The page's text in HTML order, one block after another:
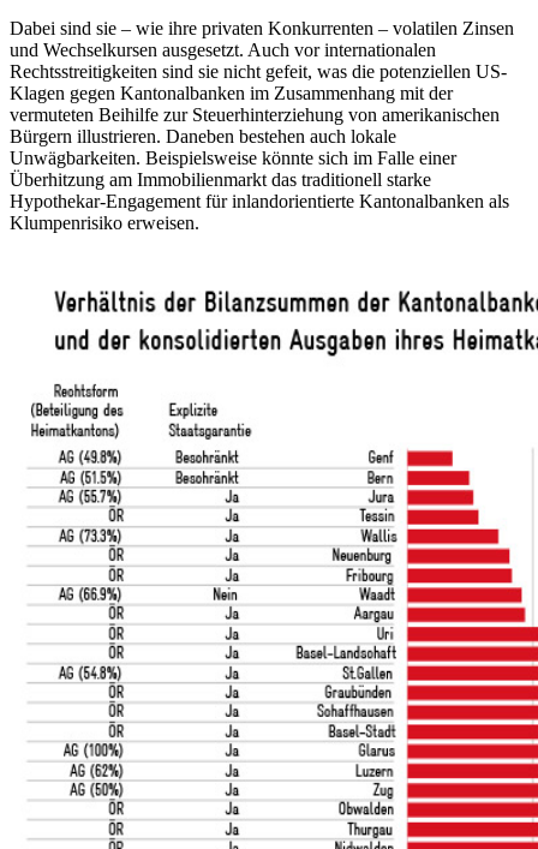
Dabei sind sie – wie ihre privaten Konkurrenten – volatilen Zinsen
und Wechselkursen ausgesetzt. Auch vor internationalen
Rechtsstreitigkeiten sind sie nicht gefeit, was die potenziellen US-
Klagen gegen Kantonalbanken im Zusammenhang mit der
vermuteten Beihilfe zur Steuerhinterziehung von amerikanischen
Bürgern illustrieren. Daneben bestehen auch lokale
Unwägbarkeiten. Beispielsweise könnte sich im Falle einer
Überhitzung am Immobilienmarkt das traditionell starke
Hypothekar-Engagement für inlandorientierte Kantonalbanken als
Klumpenrisiko erweisen.